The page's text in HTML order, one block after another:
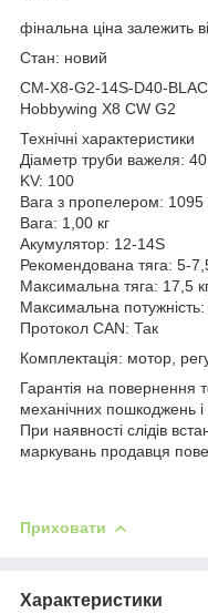
фінальна ціна залежить
Cтан: новий
CM-X8-G2-14S-D40-
Hobbywing X8 CW G2
Технічні характеристики
Діаметр труби важеля:
KV: 100
Вага з пропелером: 1095
Вага: 1,00 кг
Акумулятор: 12-14S
Рекомендована тяга: 5-
Максимальна тяга: 17,5
Максимальна
Протокол CAN: Так
Комплектація: мотор,
Гарантія на повернення
механічних пошкоджень і
При наявності слідів
маркувань продавця
Приховати
Характеристики